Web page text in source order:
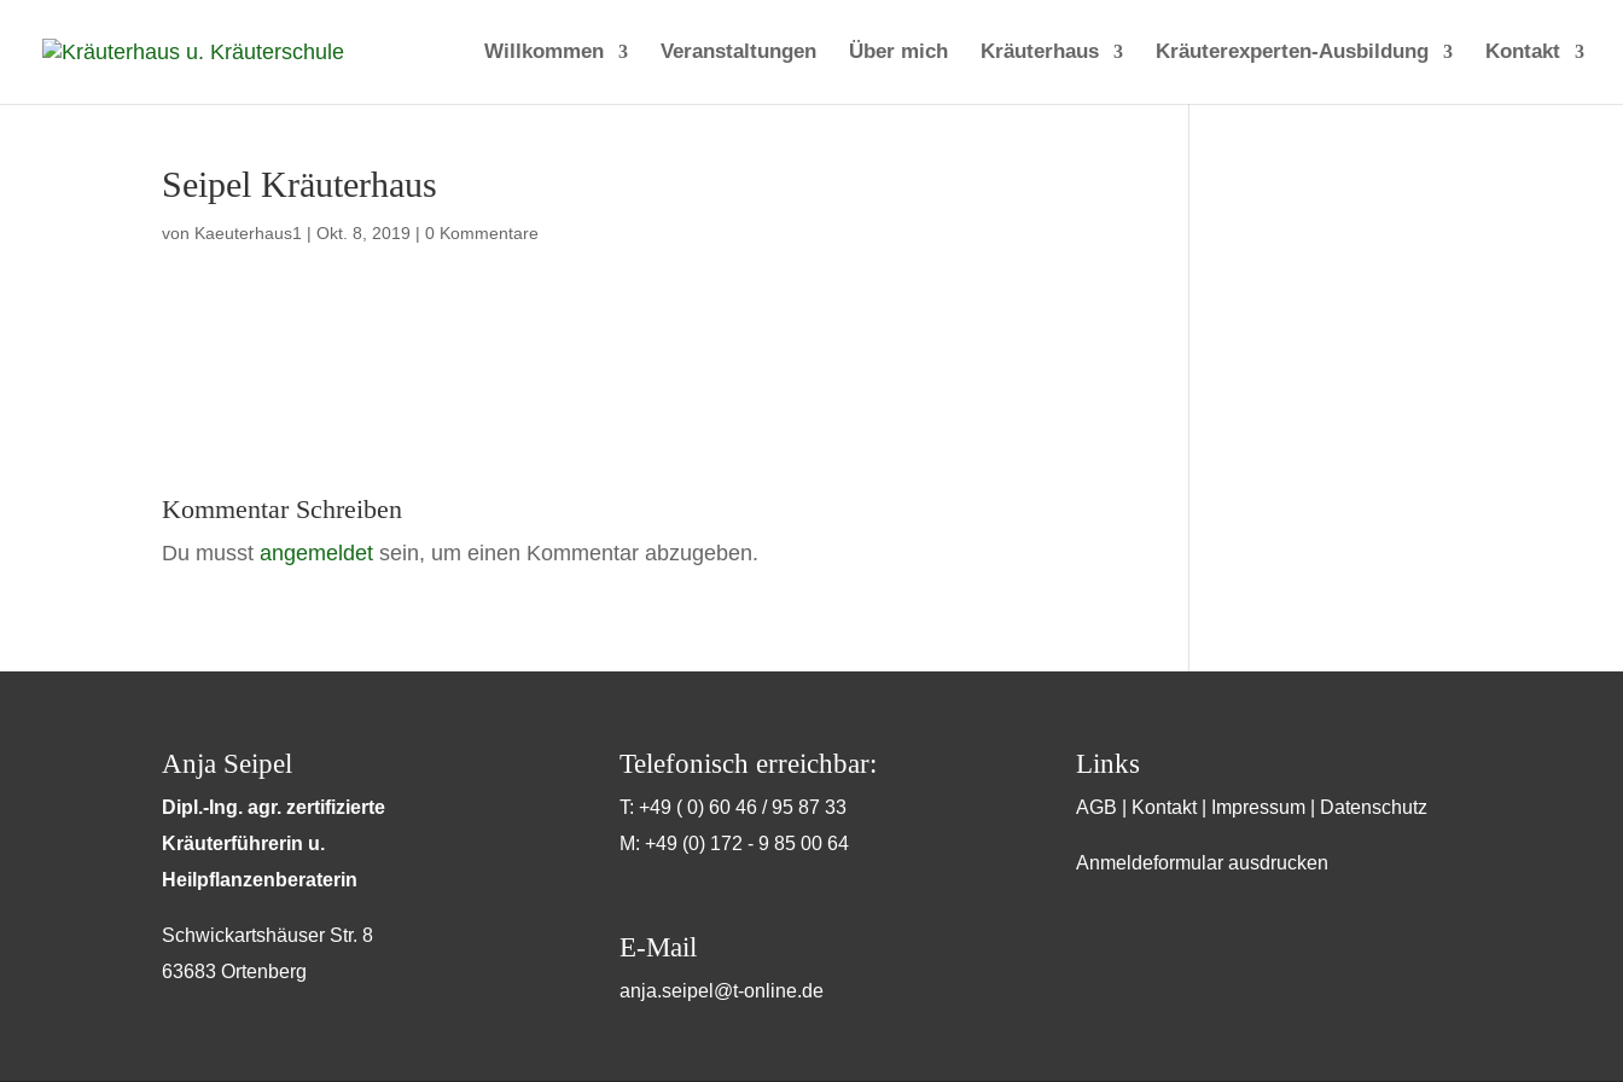
Willkommen Veranstaltungen Über mich Kräuterhaus Kräuterexperten-Ausbildung Kontakt
Seipel Kräuterhaus
von Kaeuterhaus1 |Okt. 8, 2019 |0 Kommentare
Kommentar Schreiben
Du musstangemeldet sein, um einen Kommentar abzugeben.
Anja Seipel
Dipl.-Ing. agr. zertifizierte
Kräuterführerin u.
Heilpflanzenberaterin
Schwickartshäuser Str. 8
63683 Ortenberg
Telefonisch erreichbar:
T: +49 ( 0) 60 46 / 95 87 33
M: +49 (0) 172 - 9 85 00 64
E-Mail
anja.seipel@t-online.de
Links
AGB Kontakt| Impressum| Datenschutz
Anmeldeformular ausdrucken